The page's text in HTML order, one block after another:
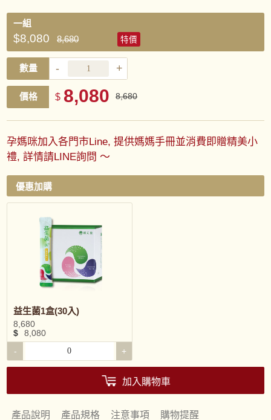
一組
$8,080 8,680 特價
數量 - +
價格 $ 8,080 8,680
孕媽咪加入各門市Line, 提供媽媽手冊並消費即贈精美小
禮, 詳情請LINE詢問 ～
優惠加購
益生菌1盒(30入)
$ 8,080
8,680
- +
加入購物車
產品說明 產品規格 注意事項 購物提醒